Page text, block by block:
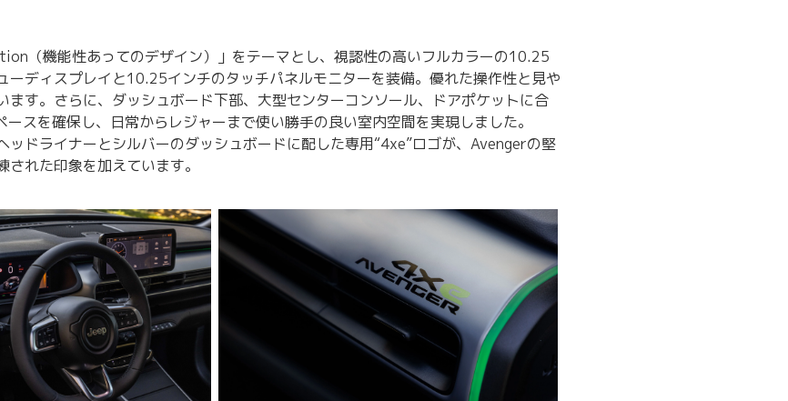
（機能性あってのデザイン）」をテーマとし、視認性の高いフルカラーの10.25
ーディスプレイと10.25インチのタッチパネルモニターを装備。優れた操作性と見や
ます。さらに、ダッシュボード下部、大型センターコンソール、ドアポケットに合
スを確保し、日常からレジャーまで使い勝手の良い室内空間を実現しました。
ッドライナーとシルバーのダッシュボードに配した専用“4xe”ロゴが、Avengerの堅
された印象を加えています。